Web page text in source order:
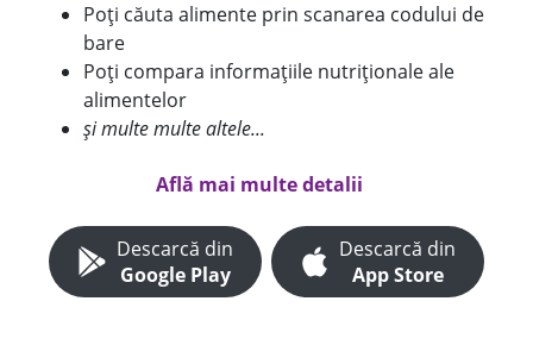
Poți căuta alimente prin scanarea codului de
bare
Poți compara informațiile nutriționale ale
alimentelor
și multe multe altele...
Află mai multe detalii
Descarcă din
Google Play
Descarcă din
App Store